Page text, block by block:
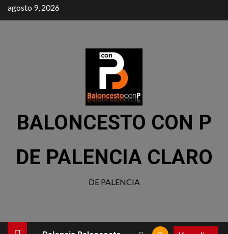
agosto 9, 2026
BALONCESTO CON P
DE PALENCIA CLARO
DE PALENCIA